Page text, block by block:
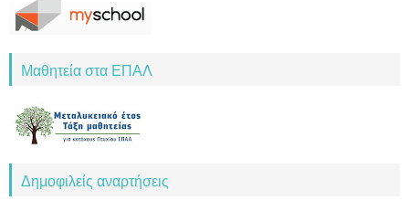
Μαθητεία στα ΕΠΑΛ
Δημοφιλείς αναρτήσεις